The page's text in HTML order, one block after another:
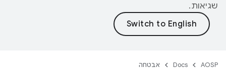
שגיאות.
AOSP
Docs אבטחה